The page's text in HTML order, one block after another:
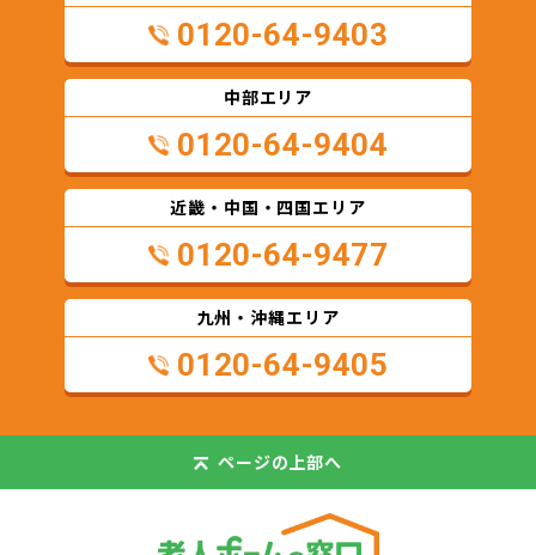
0120-64-9403
中部エリア
0120-64-9404
近畿・中国・四国エリア
0120-64-9477
九州・沖縄エリア
0120-64-9405
ページの 上部へ